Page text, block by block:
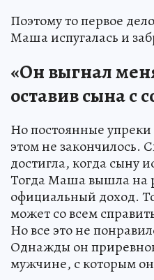
Поэтому то первое
Маша испугалась и
«Он выгнал
оставив сына с
Но постоянные
этом не закончилось.
достигла, когда сыну
Тогда Маша вышла на
официальный доход.
может со всем
Но все это не
Однажды он
мужчине, с которым